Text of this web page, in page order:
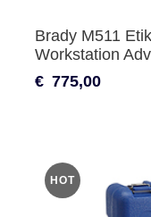
Brady M511
Workstation
€ 775,00
HOT